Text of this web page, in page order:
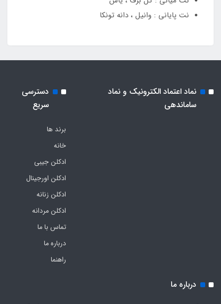
نت پایانی : وانیل ، دانه تونکا
نماد اعتماد الکترونیک و نماد
ساماندهی
دسترسی
سریع
برند ها
خانه
ادکلن جیبی
ادکلن اورجینال
ادکلن زنانه
ادکلن مردانه
تماس با ما
درباره ما
راهنما
درباره ما